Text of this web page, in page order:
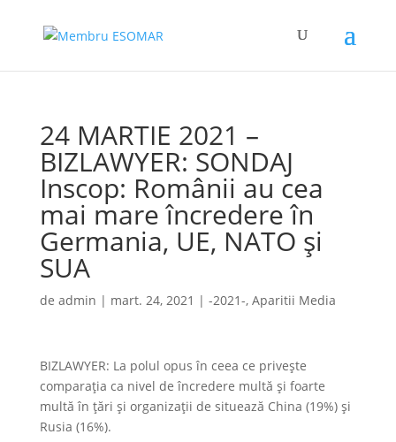
24 MARTIE 2021 –
BIZLAWYER: SONDAJ
Inscop: Românii au cea
mai mare încredere în
Germania, UE, NATO și
SUA
de admin | mart. 24, 2021 | -2021-, Aparitii Media
BIZLAWYER: La polul opus în ceea ce privește
comparația ca nivel de încredere multă și foarte
multă în țări și organizații de situează China (19%) și
Rusia (16%).